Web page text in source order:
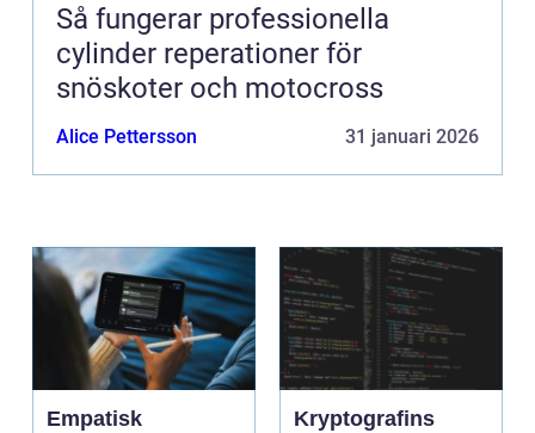
Så fungerar professionella
cylinder reperationer för
snöskoter och motocross
Alice Pettersson 31 januari 2026
Empatisk
Kryptografins